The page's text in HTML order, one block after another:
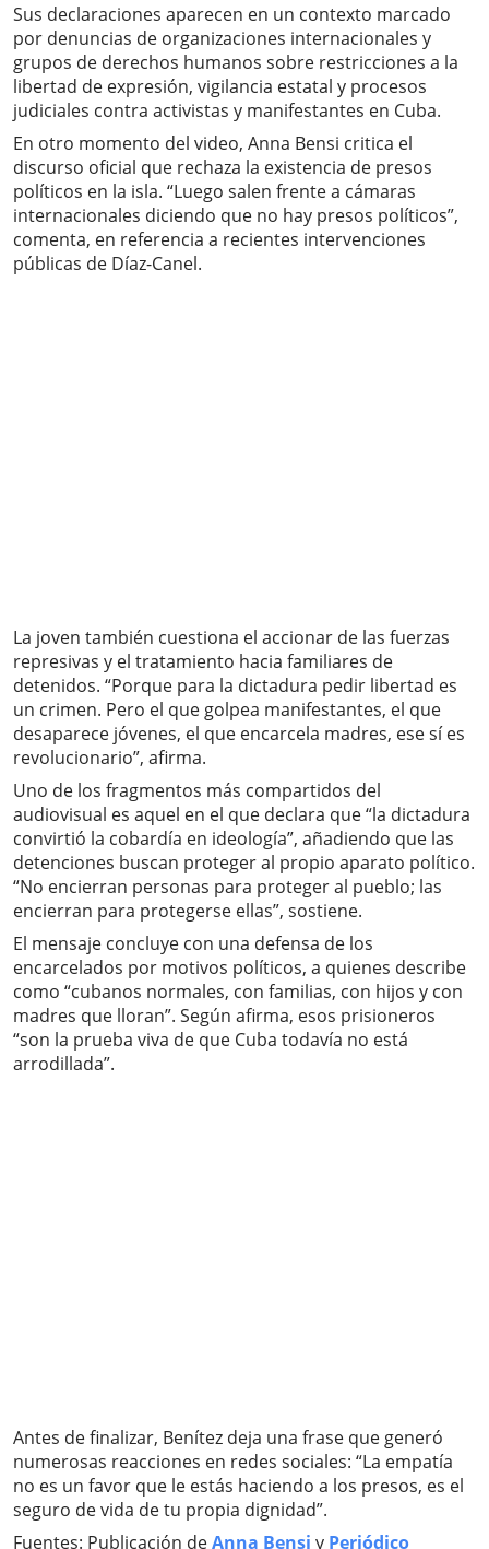
Sus declaraciones aparecen en un contexto marcado
por denuncias de organizaciones internacionales y
grupos de derechos humanos sobre restricciones a la
libertad de expresión, vigilancia estatal y procesos
judiciales contra activistas y manifestantes en Cuba.
En otro momento del video, Anna Bensi critica el
discurso oficial que rechaza la existencia de presos
políticos en la isla. “Luego salen frente a cámaras
internacionales diciendo que no hay presos políticos”,
comenta, en referencia a recientes intervenciones
públicas de Díaz-Canel.
La joven también cuestiona el accionar de las fuerzas
represivas y el tratamiento hacia familiares de
detenidos. “Porque para la dictadura pedir libertad es
un crimen. Pero el que golpea manifestantes, el que
desaparece jóvenes, el que encarcela madres, ese sí es
revolucionario”, afirma.
Uno de los fragmentos más compartidos del
audiovisual es aquel en el que declara que “la dictadura
convirtió la cobardía en ideología”, añadiendo que las
detenciones buscan proteger al propio aparato político.
“No encierran personas para proteger al pueblo; las
encierran para protegerse ellas”, sostiene.
El mensaje concluye con una defensa de los
encarcelados por motivos políticos, a quienes describe
como “cubanos normales, con familias, con hijos y con
madres que lloran”. Según afirma, esos prisioneros
“son la prueba viva de que Cuba todavía no está
arrodillada”.
Antes de finalizar, Benítez deja una frase que generó
numerosas reacciones en redes sociales: “La empatía
no es un favor que le estás haciendo a los presos, es el
seguro de vida de tu propia dignidad”.
Fuentes: Publicación deAnna Bensi y Periódico